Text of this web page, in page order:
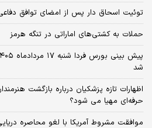
توئیت اسحاق دار پس از امضای توافق
حملات به کشتی‌های اماراتی در تنگه هرمز
شد
اظهارات تازه پزشکیان درباره بازگشت
حرفه‌ای مهیا می شود؟
موافقت مشروط آمریکا با لغو محاصره